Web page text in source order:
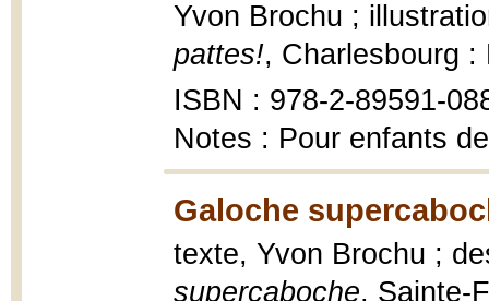
Yvon Brochu ;
pattes!, Charlesbourg :
ISBN : 978-2-89591-
Notes : Pour enfants
Galoche
texte, Yvon Brochu ;
supercaboche, Sainte-